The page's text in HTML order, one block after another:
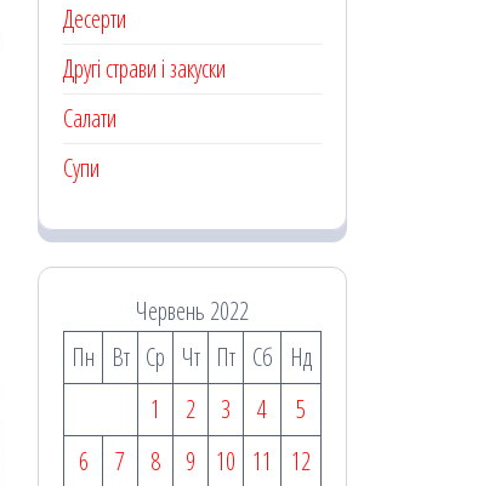
Десерти
Другі страви і закуски
Салати
Супи
Червень 2022
Пн
Вт Ср Чт Пт Сб
Нд
1
2 3 4
5
6
7 8 9 10 11
12